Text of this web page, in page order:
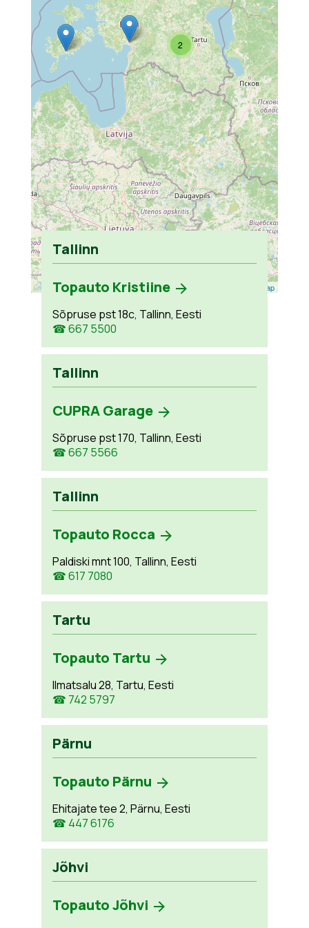
2
Leaflet OpenStreetMap
Tallinn
Topauto Kristiine
Sõpruse pst 18c, Tallinn, Eesti
☎ 667 5500
Tallinn
CUPRA Garage
Sõpruse pst 170, Tallinn, Eesti
☎ 667 5566
Tallinn
Topauto Rocca
Paldiski mnt 100, Tallinn, Eesti
☎ 617 7080
Tartu
Topauto Tartu
Ilmatsalu 28, Tartu, Eesti
☎ 742 5797
Pärnu
Topauto Pärnu
Ehitajate tee 2, Pärnu, Eesti
☎ 447 6176
Jõhvi
Topauto Jõhvi